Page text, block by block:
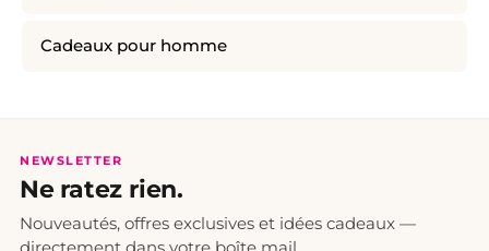
Cadeaux pour homme
NEWSLETTER
Ne ratez rien.
Nouveautés, offres exclusives et idées cadeaux —